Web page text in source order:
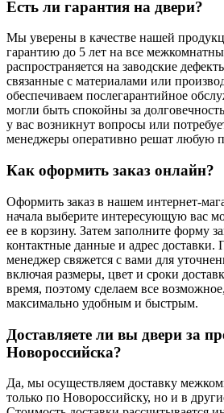
Есть ли гарантия на двери?
Мы уверены в качестве нашей
гарантию до 5 лет на все
распространяется на заводские
связанные с материалами или
обеспечиваем послегарантийное
могли быть спокойны за
у вас возникнут вопросы или
менеджеры оперативно решат любую
Как оформить заказ онлайн?
Оформить заказ в нашем интернет-
начала выберите интересующую вас
ее в корзину. Затем заполните форму
контактные данные и адрес доставки.
менеджер свяжется с вами для
включая размеры, цвет и сроки
время, поэтому сделаем все
максимально удобным и быстрым.
Доставляете ли вы двери за
Новороссийска?
Да, мы осуществляем доставку
только по Новороссийску, но и в